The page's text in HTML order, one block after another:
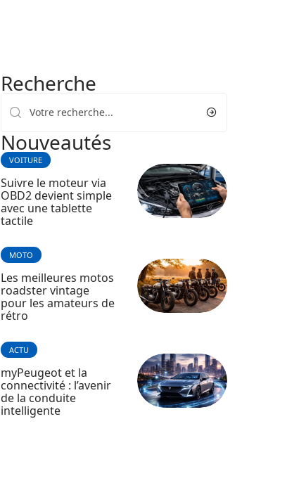
Recherche
Nouveautés
VOITURE
Suivre le moteur via
OBD2 devient simple
avec une tablette
tactile
MOTO
Les meilleures motos
roadster vintage
pour les amateurs de
rétro
ACTU
myPeugeot et la
connectivité : l’avenir
de la conduite
intelligente